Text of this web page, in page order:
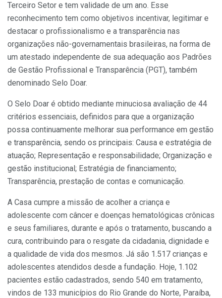
Terceiro Setor e tem validade de um ano. Esse
reconhecimento tem como objetivos incentivar, legitimar e
destacar o profissionalismo e a transparência nas
organizações não-governamentais brasileiras, na forma de
um atestado independente de sua adequação aos Padrões
de Gestão Profissional e Transparência (PGT), também
denominado Selo Doar.
O Selo Doar é obtido mediante minuciosa avaliação de 44
critérios essenciais, definidos para que a organização
possa continuamente melhorar sua performance em gestão
e transparência, sendo os principais: Causa e estratégia de
atuação; Representação e responsabilidade; Organização e
gestão institucional; Estratégia de financiamento;
Transparência, prestação de contas e comunicação.
A Casa cumpre a missão de acolher a criança e
adolescente com câncer e doenças hematológicas crônicas
e seus familiares, durante e após o tratamento, buscando a
cura, contribuindo para o resgate da cidadania, dignidade e
a qualidade de vida dos mesmos. Já são 1.517 crianças e
adolescentes atendidos desde a fundação. Hoje, 1.102
pacientes estão cadastrados, sendo 540 em tratamento,
vindos de 133 municípios do Rio Grande do Norte, Paraíba,